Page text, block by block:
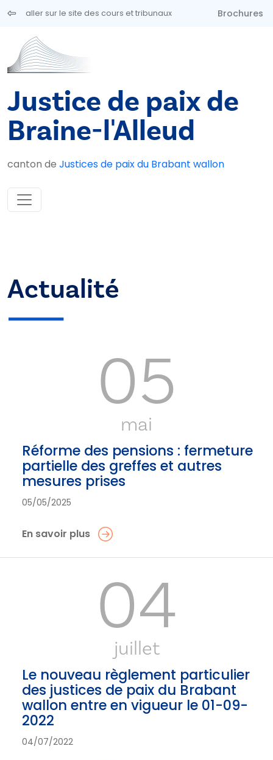
Aller au contenu principal
aller sur le site des cours et tribunaux Brochures
Justice de paix de
Braine-l'Alleud
canton de Justices de paix du Brabant wallon
Actualité
05
mai
Réforme des pensions : fermeture
partielle des greffes et autres
mesures prises
05/05/2025
En savoir plus
04
juillet
Le nouveau règlement particulier
des justices de paix du Brabant
wallon entre en vigueur le 01-09-
2022
04/07/2022